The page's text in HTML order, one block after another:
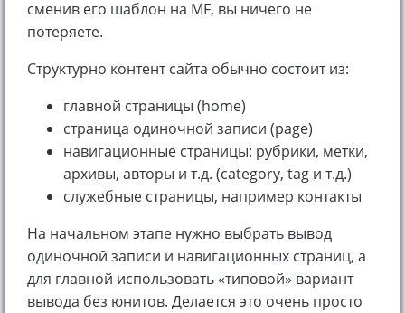
сменив его шаблон на MF, вы ничего не
потеряете.
Структурно контент сайта обычно состоит из:
главной страницы (home)
страница одиночной записи (page)
навигационные страницы: рубрики, метки,
архивы, авторы и т.д. (category, tag и т.д.)
служебные страницы, например контакты
На начальном этапе нужно выбрать вывод
одиночной записи и навигационных страниц, а
для главной использовать «типовой» вариант
вывода без юнитов. Делается это очень просто